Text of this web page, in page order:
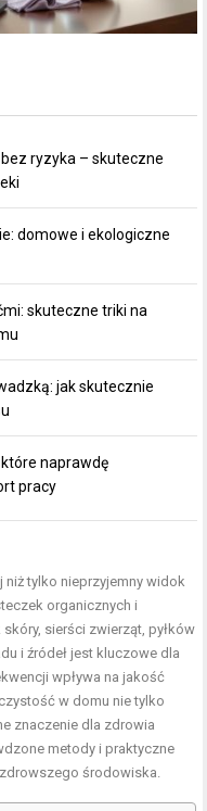
ryzyka – skuteczne
domowe i ekologiczne
skuteczne triki na
jak skutecznie
naprawdę
pracy
niż tylko nieprzyjemny widok
organicznych i
sierści zwierząt, pyłków
i źródeł jest kluczowe dla
wpływa na jakość
w domu nie tylko
znaczenie dla zdrowia
metody i praktyczne
środowiska.